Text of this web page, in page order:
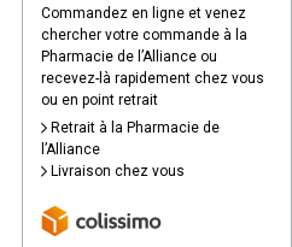
Commandez en ligne et venez
chercher votre commande à la
Pharmacie de l’Alliance ou
recevez-là rapidement chez vous
ou en point retrait
Retrait à la Pharmacie de
l’Alliance
Livraison chez vous